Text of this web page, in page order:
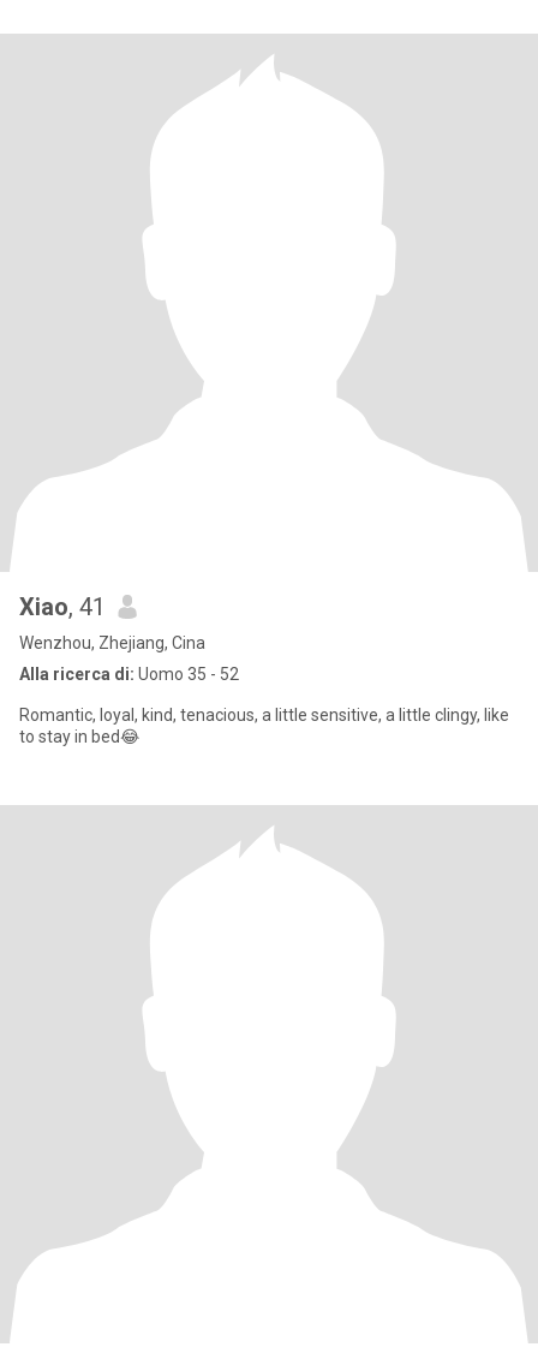
的手，让我依靠在他的臂弯。我们可以聊未来的生活。可以一起看
电影，逛街，做美食，做园艺，去旅行，看遍世界各个角落，我可
以为你端茶更衣，可以一起做你喜欢的事情
Xiao, 41
Wenzhou, Zhejiang, Cina
Alla ricerca di: Uomo 35 - 52
Romantic, loyal, kind, tenacious, a little sensitive, a little clingy, like
to stay in bed😂